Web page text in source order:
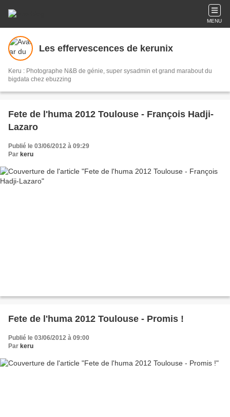
MENU
Les effervescences de kerunix
Keru : Photographe N&B de génie, super sysadmin et grand marabout du
bigdata chez ebuzzing
Fete de l'huma 2012 Toulouse - François Hadji-
Lazaro
Publié le 03/06/2012 à 09:29
Par keru
Fete de l'huma 2012 Toulouse - Promis !
Publié le 03/06/2012 à 09:00
Par keru